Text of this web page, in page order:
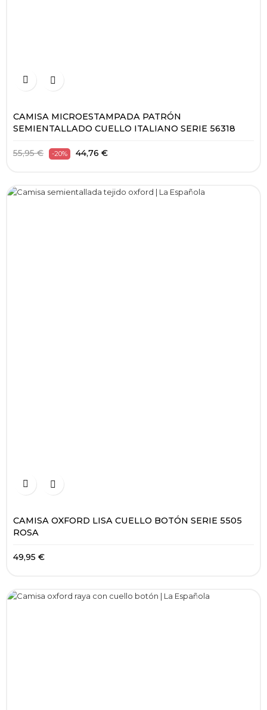
 
CAMISA MICROESTAMPADA PATRÓN
SEMIENTALLADO CUELLO ITALIANO SERIE 56318
55,95 € -20% 44,76 €
 
CAMISA OXFORD LISA CUELLO BOTÓN SERIE 5505
ROSA
49,95 €